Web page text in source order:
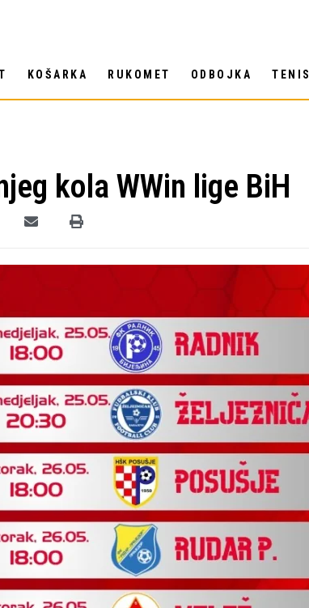
KOŠARKA RUKOMET ODBOJKA TENIS
kola WWin lige BiH